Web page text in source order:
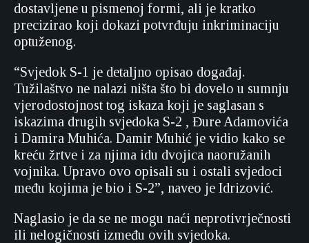
dostavljene u pismenoj formi, ali je kratko
precizirao koji dokazi potvrđuju inkriminaciju
optuženog.
“Svjedok S-1 je detaljno opisao događaj.
Tužilaštvo ne nalazi ništa što bi dovelo u sumnju
vjerodostojnost tog iskaza koji je saglasan s
iskazima drugih svjedoka S-2 , Đure Adamovića
i Damira Muhića. Damir Muhić je vidio kako se
kreću žrtve i za njima idu dvojica naoružanih
vojnika. Upravo ovo opisali su i ostali svjedoci
među kojima je bio i S-2”, naveo je Idrizović.
Naglasio je da se ne mogu naći neprotivrječnosti
ili nelogičnosti između ovih svjedoka.